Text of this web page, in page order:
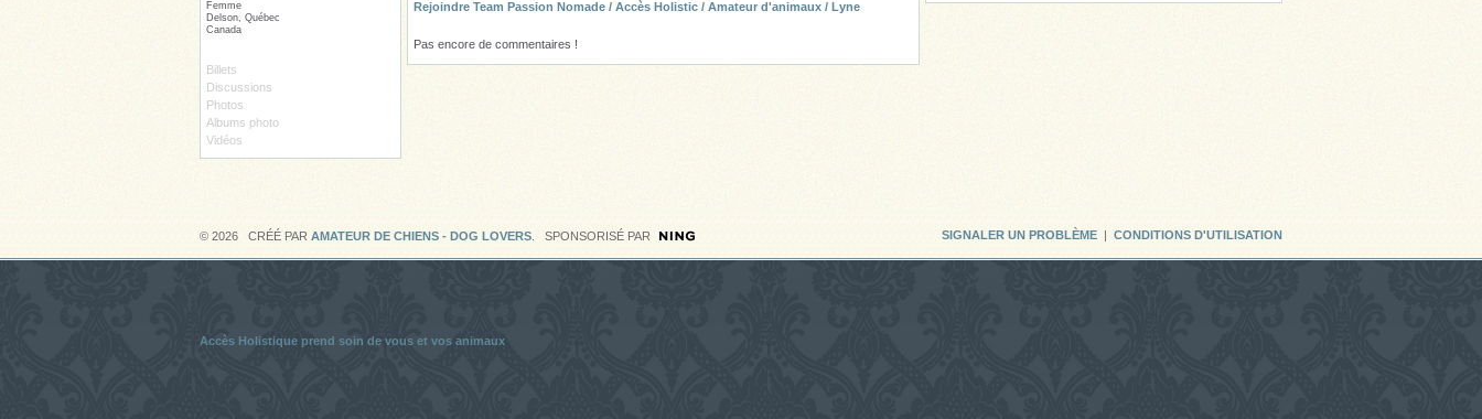
Femme
Delson, Québec
Canada
Billets
Discussions
Photos
Albums photo
Vidéos
Rejoindre Team Passion Nomade / Accès Holistic / Amateur d'animaux / Lyne
Pas encore de commentaires !
© 2026 CRÉÉ PAR AMATEUR DE CHIENS - DOG LOVERS . SPONSORISÉ PAR SIGNALER UN PROBLÈME | CONDITIONS D'UTILISATION
Accès Holistique prend soin de vous et vos animaux